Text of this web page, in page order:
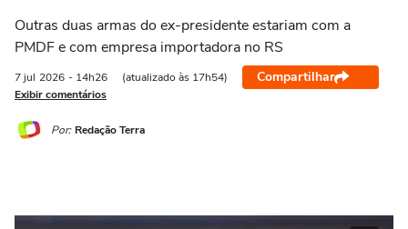
Outras duas armas do ex-presidente estariam com a
PMDF e com empresa importadora no RS
7 jul 2026 - 14h26 (atualizado às 17h54) Compartilhar
Exibir comentários
Por: Redação Terra